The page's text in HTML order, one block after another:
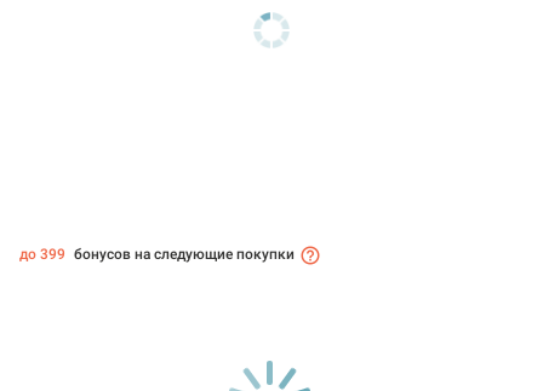
до 399 бонусов на следующие покупки